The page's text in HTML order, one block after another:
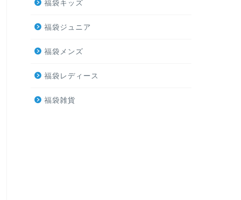
福袋キッズ
福袋ジュニア
福袋メンズ
福袋レディース
福袋雑貨